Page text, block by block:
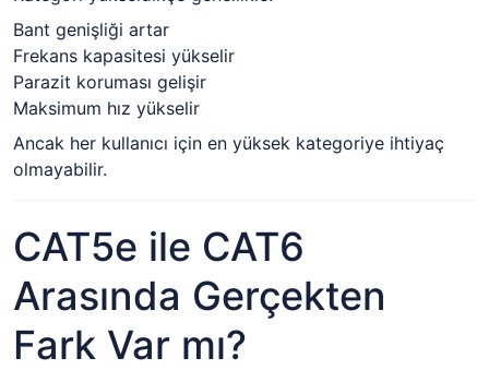
Bant genişliği artar
Frekans kapasitesi yükselir
Parazit koruması gelişir
Maksimum hız yükselir
Ancak her kullanıcı için en yüksek kategoriye ihtiyaç
olmayabilir.
CAT5e ile CAT6
Arasında Gerçekten
Fark Var mı?